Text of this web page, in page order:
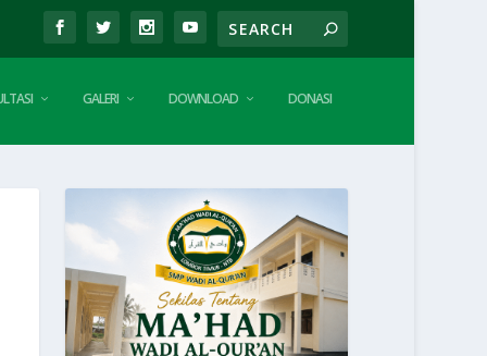
GALERI DOWNLOAD DONASI